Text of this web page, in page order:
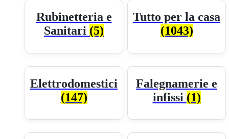
Rubinetteria e
Sanitari (5)
Tutto per la casa
(1043)
Elettrodomestici
(147)
Falegnamerie e
infissi (1)